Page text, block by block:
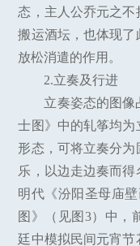
态，主人公乔元之
搬运酒坛，也体现了
放松消遣的作用。
2.立奏及行进
立奏姿态的图像
士图》中的轧筝均为
形态，可将立奏分
乐，以边走边奏而
明代《汾阳圣母庙
图》（见图3）中，
廷中模拟民间元宵